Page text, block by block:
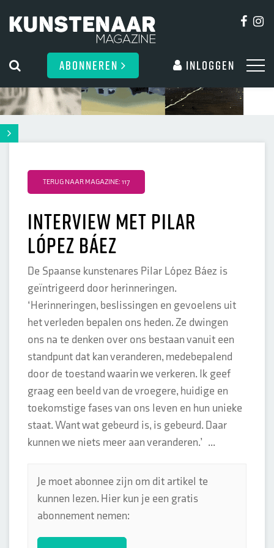
ABONNEREN Inloggen
TERUG NAAR MAGAZINE: 117
Interview met Pilar
López Báez
De Spaanse kunstenares Pilar López Báez is
geïntrigeerd door herinneringen.
‘Herinneringen, beslissingen en gevoelens uit
het verleden bepalen ons heden. Ze dwingen
ons na te denken over ons bestaan vanuit een
standpunt dat kan veranderen, medebepalend
door de toestand waarin we verkeren. Ik geef
graag een beeld van de vroegere, huidige en
toekomstige fases van ons leven en hun unieke
staat. Want wat gebeurd is, is gebeurd. Daar
kunnen we niets meer aan veranderen.’ ...
Je moet abonnee zijn om dit artikel te
kunnen lezen. Hier kun je een gratis
abonnement nemen: